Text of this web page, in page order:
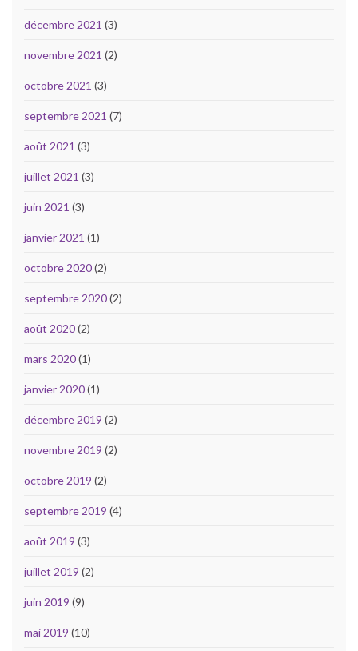
décembre 2021 (3)
novembre 2021 (2)
octobre 2021 (3)
septembre 2021 (7)
août 2021 (3)
juillet 2021 (3)
juin 2021 (3)
janvier 2021 (1)
octobre 2020(2)
septembre 2020(2)
août 2020(2)
mars 2020(1)
janvier 2020(1)
décembre 2019 (2)
novembre 2019 (2)
octobre 2019 (2)
septembre 2019 (4)
août 2019 (3)
juillet 2019 (2)
juin 2019 (9)
mai 2019 (10)